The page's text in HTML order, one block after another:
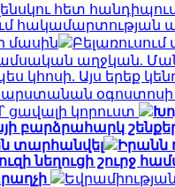
հետ
հակամարտության
մասին
ամսական աղջկան.
կհոսի. Այս երեք
օգոստոսի
ցավալի կորուստ
բարձրահարկ
տարհանվել
Իրանն
նեղուցի շուրջ